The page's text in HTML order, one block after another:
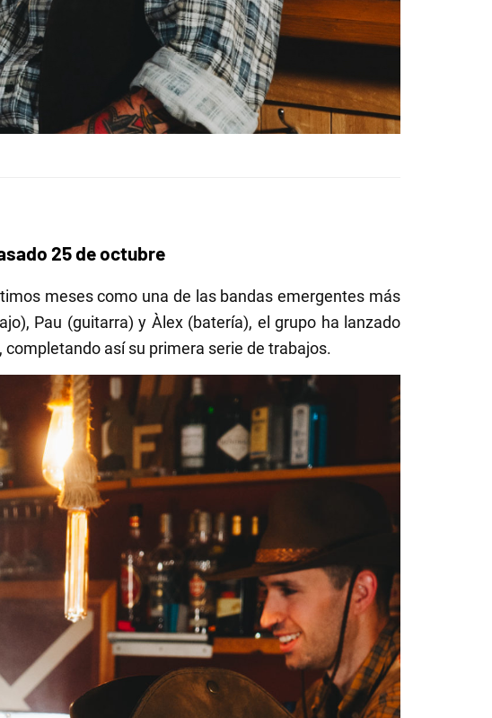
25 de octubre
meses como una de las bandas emergentes más
Pau (guitarra) y Àlex (batería), el grupo ha lanzado
así su primera serie de trabajos.